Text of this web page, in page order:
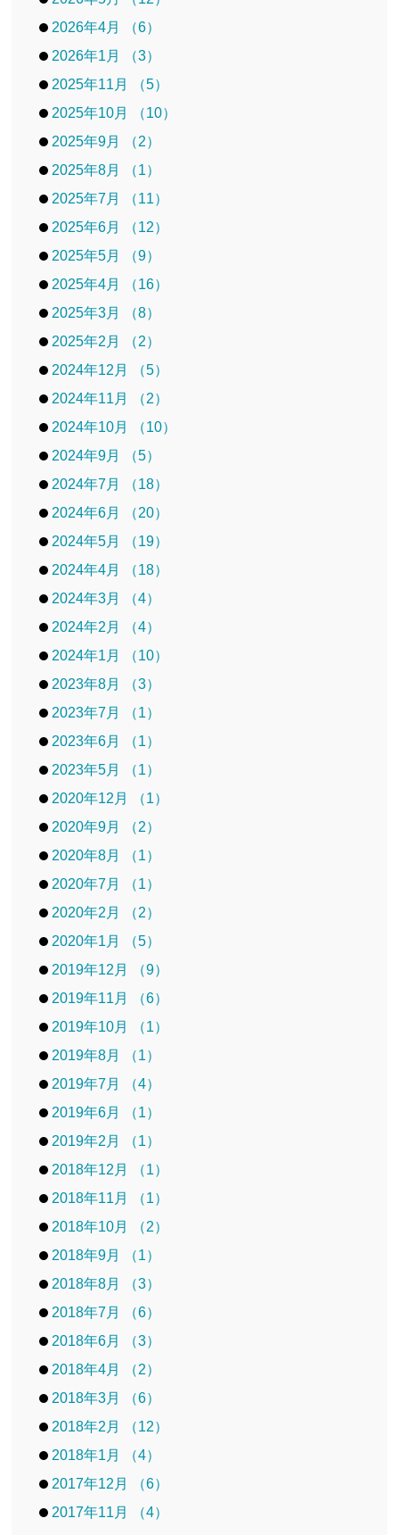
2026年4月 （6）
2026年1月 （3）
2025年11月 （5）
2025年10月 （10）
2025年9月 （2）
2025年8月 （1）
2025年7月 （11）
2025年6月 （12）
2025年5月 （9）
2025年4月 （16）
2025年3月 （8）
2025年2月 （2）
2024年12月 （5）
2024年11月 （2）
2024年10月 （10）
2024年9月 （5）
2024年7月 （18）
2024年6月 （20）
2024年5月 （19）
2024年4月 （18）
2024年3月 （4）
2024年2月 （4）
2024年1月 （10）
2023年8月 （3）
2023年7月 （1）
2023年6月 （1）
2023年5月 （1）
2020年12月 （1）
2020年9月 （2）
2020年8月 （1）
2020年7月 （1）
2020年2月 （2）
2020年1月 （5）
2019年12月 （9）
2019年11月 （6）
2019年10月 （1）
2019年8月 （1）
2019年7月 （4）
2019年6月 （1）
2019年2月 （1）
2018年12月 （1）
2018年11月 （1）
2018年10月 （2）
2018年9月 （1）
2018年8月 （3）
2018年7月 （6）
2018年6月 （3）
2018年4月 （2）
2018年3月 （6）
2018年2月 （12）
2018年1月 （4）
2017年12月 （6）
2017年11月 （4）